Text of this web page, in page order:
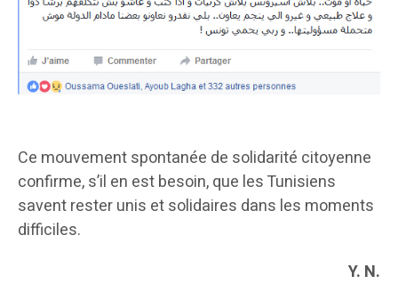
Ce mouvement spontanée de solidarité citoyenne
confirme, s’il en est besoin, que les Tunisiens
savent rester unis et solidaires dans les moments
difficiles.
Y. N.